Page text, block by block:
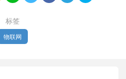
标签
物联网